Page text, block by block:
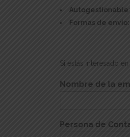
Autogestionable
Formas de envío:
Si estás interesado
Nombre de la
Persona de